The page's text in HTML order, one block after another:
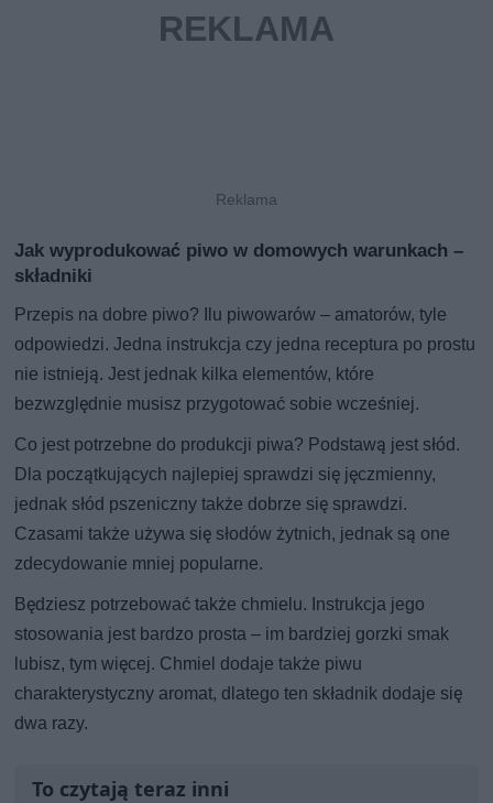
Jak wyprodukować piwo w domowych warunkach –
składniki
Przepis na dobre piwo? Ilu piwowarów – amatorów, tyle
odpowiedzi. Jedna instrukcja czy jedna receptura po prostu
nie istnieją. Jest jednak kilka elementów, które
bezwzględnie musisz przygotować sobie wcześniej.
Co jest potrzebne do produkcji piwa? Podstawą jest słód.
Dla początkujących najlepiej sprawdzi się jęczmienny,
jednak słód pszeniczny także dobrze się sprawdzi.
Czasami także używa się słodów żytnich, jednak są one
zdecydowanie mniej popularne.
Będziesz potrzebować także chmielu. Instrukcja jego
stosowania jest bardzo prosta – im bardziej gorzki smak
lubisz, tym więcej. Chmiel dodaje także piwu
charakterystyczny aromat, dlatego ten składnik dodaje się
dwa razy.
To czytają teraz inni